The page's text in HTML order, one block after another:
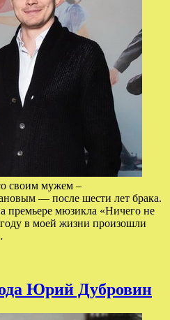
своим мужем –
— после шести лет брака.
премьере мюзикла «Ничего не
в моей жизни произошли
Юрий Дубровин